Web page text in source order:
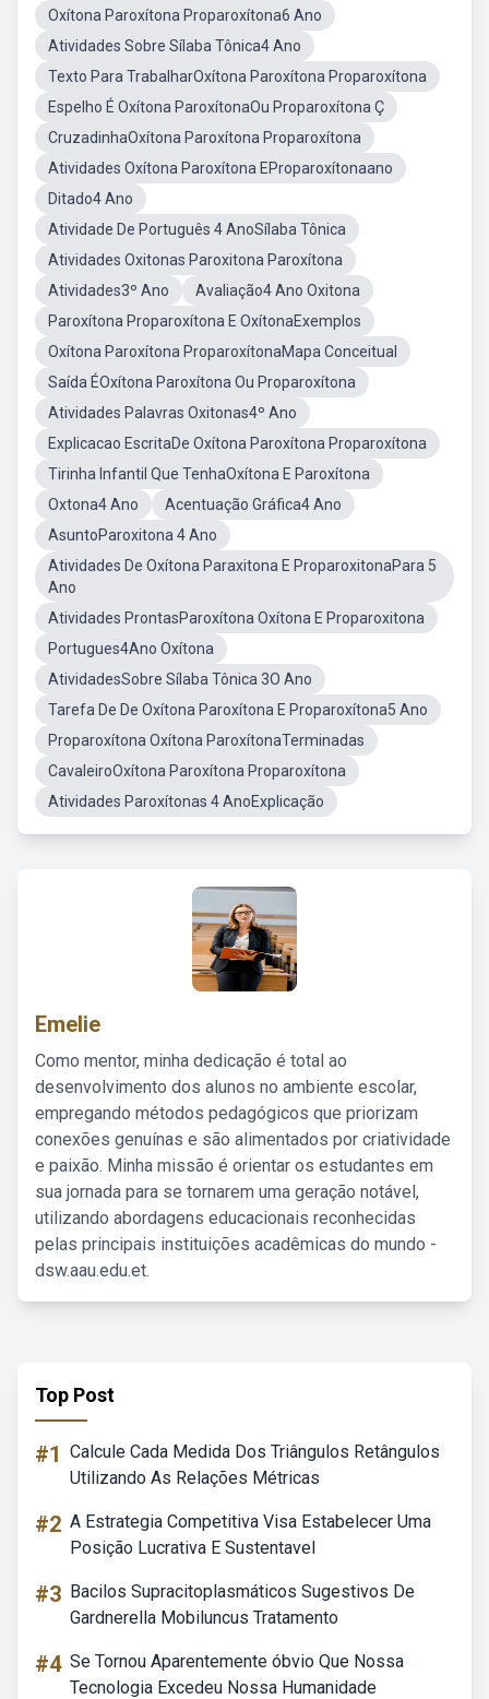
Oxítona Paroxítona Proparoxítona6 Ano
Atividades Sobre Sílaba Tônica4 Ano
Texto Para TrabalharOxítona Paroxítona Proparoxítona
Espelho É Oxítona ParoxítonaOu Proparoxítona Ç
CruzadinhaOxítona Paroxítona Proparoxítona
Atividades Oxítona Paroxítona EProparoxítonaano
Ditado4 Ano
Atividade De Português 4 AnoSílaba Tônica
Atividades Oxitonas Paroxitona Paroxítona
Atividades3º Ano
Avaliação4 Ano Oxitona
Paroxítona Proparoxítona E OxítonaExemplos
Oxítona Paroxítona ProparoxítonaMapa Conceitual
Saída ÉOxítona Paroxítona Ou Proparoxítona
Atividades Palavras Oxitonas4º Ano
Explicacao EscritaDe Oxítona Paroxítona Proparoxítona
Tirinha Infantil Que TenhaOxítona E Paroxítona
Oxtona4 Ano
Acentuação Gráfica4 Ano
AsuntoParoxitona 4 Ano
Atividades De Oxítona Paraxitona E ProparoxitonaPara 5
Ano
Atividades ProntasParoxítona Oxítona E Proparoxitona
Portugues4Ano Oxítona
AtividadesSobre Sílaba Tônica 3O Ano
Tarefa De De Oxítona Paroxítona E Proparoxítona5 Ano
Proparoxítona Oxítona ParoxítonaTerminadas
CavaleiroOxítona Paroxítona Proparoxítona
Atividades Paroxítonas 4 AnoExplicação
Emelie
Como mentor, minha dedicação é total ao
desenvolvimento dos alunos no ambiente escolar,
empregando métodos pedagógicos que priorizam
conexões genuínas e são alimentados por criatividade
e paixão. Minha missão é orientar os estudantes em
sua jornada para se tornarem uma geração notável,
utilizando abordagens educacionais reconhecidas
pelas principais instituições acadêmicas do mundo -
dsw.aau.edu.et.
Top Post
#1 Calcule Cada Medida Dos Triângulos Retângulos
Utilizando As Relações Métricas
#2 A Estrategia Competitiva Visa Estabelecer Uma
Posição Lucrativa E Sustentavel
#3 Bacilos Supracitoplasmáticos Sugestivos De
Gardnerella Mobiluncus Tratamento
#4 Se Tornou Aparentemente óbvio Que Nossa
Tecnologia Excedeu Nossa Humanidade